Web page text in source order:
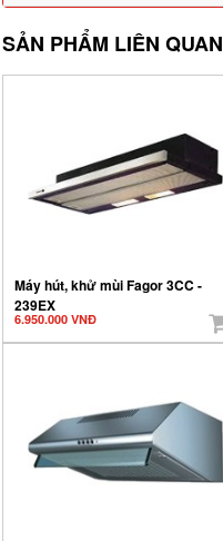
SẢN PHẨM LIÊN QUAN
Máy hút, khử mùi Fagor 3CC -
239EX
6.950.000 VNĐ